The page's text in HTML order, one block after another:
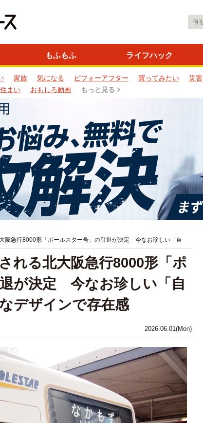
もふもふ ライフハック
家族 気になる ビフォーアフター 買ってみたい 災害
住まい
おもしろ動画 もっと見る
阪急行8000形「ポールスター号」の引退が決定 今なお珍しい「自
2026.06.01(Mon)
れる北大阪急行8000形「ポ
が決定 今なお珍しい「自
デザインで存在感